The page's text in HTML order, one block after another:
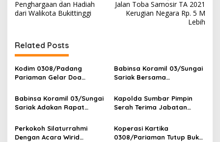
i
a
s
i
p
o
s
Penghargaan dan Hadiah
dari Walikota Bukittinggi
Jalan Toba Samosir TA 2021
Kerugian Negara Rp. 5 M
Lebih
Related Posts
Kodim 0308/Padang
Pariaman Gelar Doa
Kodam XX/Tuanku Imam
Bonjol
Babinsa Koramil 03/Sungai
Sariak Bersama
VII Koto Melaksanakan
Seleksi Calon Anggota
Patamuan
Babinsa Koramil 03/Sungai
Sariak Adakan Rapat
RI Ke-81 Kantor Camat VII
Koto Patamuan
Kapolda Sumbar Pimpin
Serah Terima Jabatan
Kapolres Jajaran
Perkokoh Silaturrahmi
Dengan Acara Wirid
Koperasi Kartika
0308/Pariaman Tutup Buku